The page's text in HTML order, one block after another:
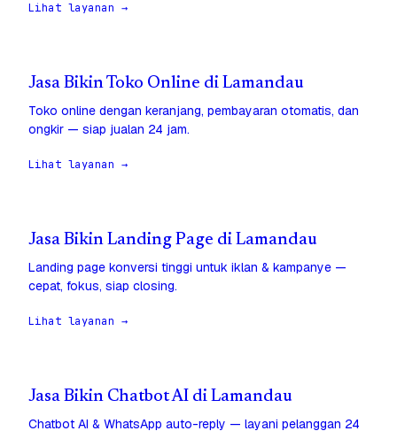
Lihat layanan →
Jasa Bikin Toko Online di Lamandau
Toko online dengan keranjang, pembayaran otomatis, dan
ongkir — siap jualan 24 jam.
Lihat layanan →
Jasa Bikin Landing Page di Lamandau
Landing page konversi tinggi untuk iklan & kampanye —
cepat, fokus, siap closing.
Lihat layanan →
Jasa Bikin Chatbot AI di Lamandau
Chatbot AI & WhatsApp auto-reply — layani pelanggan 24